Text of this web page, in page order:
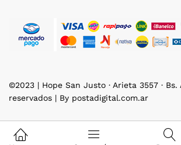
©2023 | Hope San Justo · Arieta 3557 · Bs.
reservados | By postadigital.com.ar